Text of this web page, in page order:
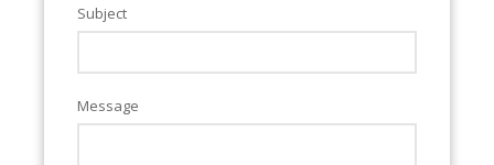
Subject
Message